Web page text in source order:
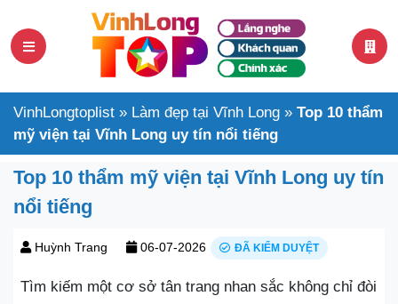
VinhLongtoplist » Làm đẹp tại Vĩnh Long » Top 10 thẩm
mỹ viện tại Vĩnh Long uy tín nổi tiếng
Top 10 thẩm mỹ viện tại Vĩnh Long uy tín
nổi tiếng
Huỳnh Trang 06-07-2026 ĐÃ KIỂM DUYỆT
Tìm kiếm một cơ sở tân trang nhan sắc không chỉ đòi